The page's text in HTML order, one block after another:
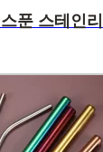
푼 스테인